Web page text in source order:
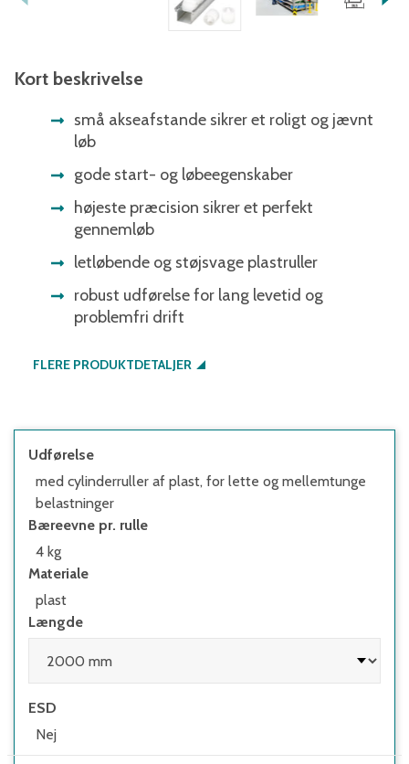
Kort beskrivelse
små akseafstande sikrer et roligt og jævnt
løb
gode start- og løbeegenskaber
højeste præcision sikrer et perfekt
gennemløb
letløbende og støjsvage plastruller
robust udførelse for lang levetid og
problemfri drift
FLERE PRODUKTDETALJER
Udførelse
med cylinderruller af plast, for lette og mellemtunge
belastninger
Bæreevne pr. rulle
4 kg
Materiale
plast
Længde
ESD
Nej